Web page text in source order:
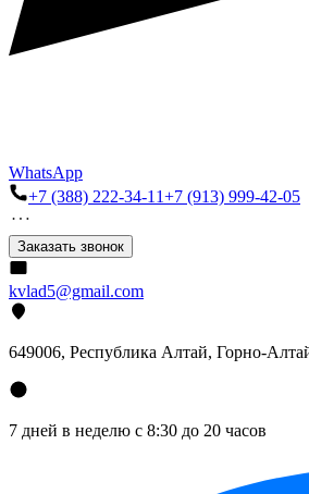
WhatsApp
+7 (388) 222-34-11+7 (913) 999-42-05
Заказать звонок
kvlad5@gmail.com
649006, Республика Алтай, Горно-
7 дней в неделю с 8:30 до 20 часов